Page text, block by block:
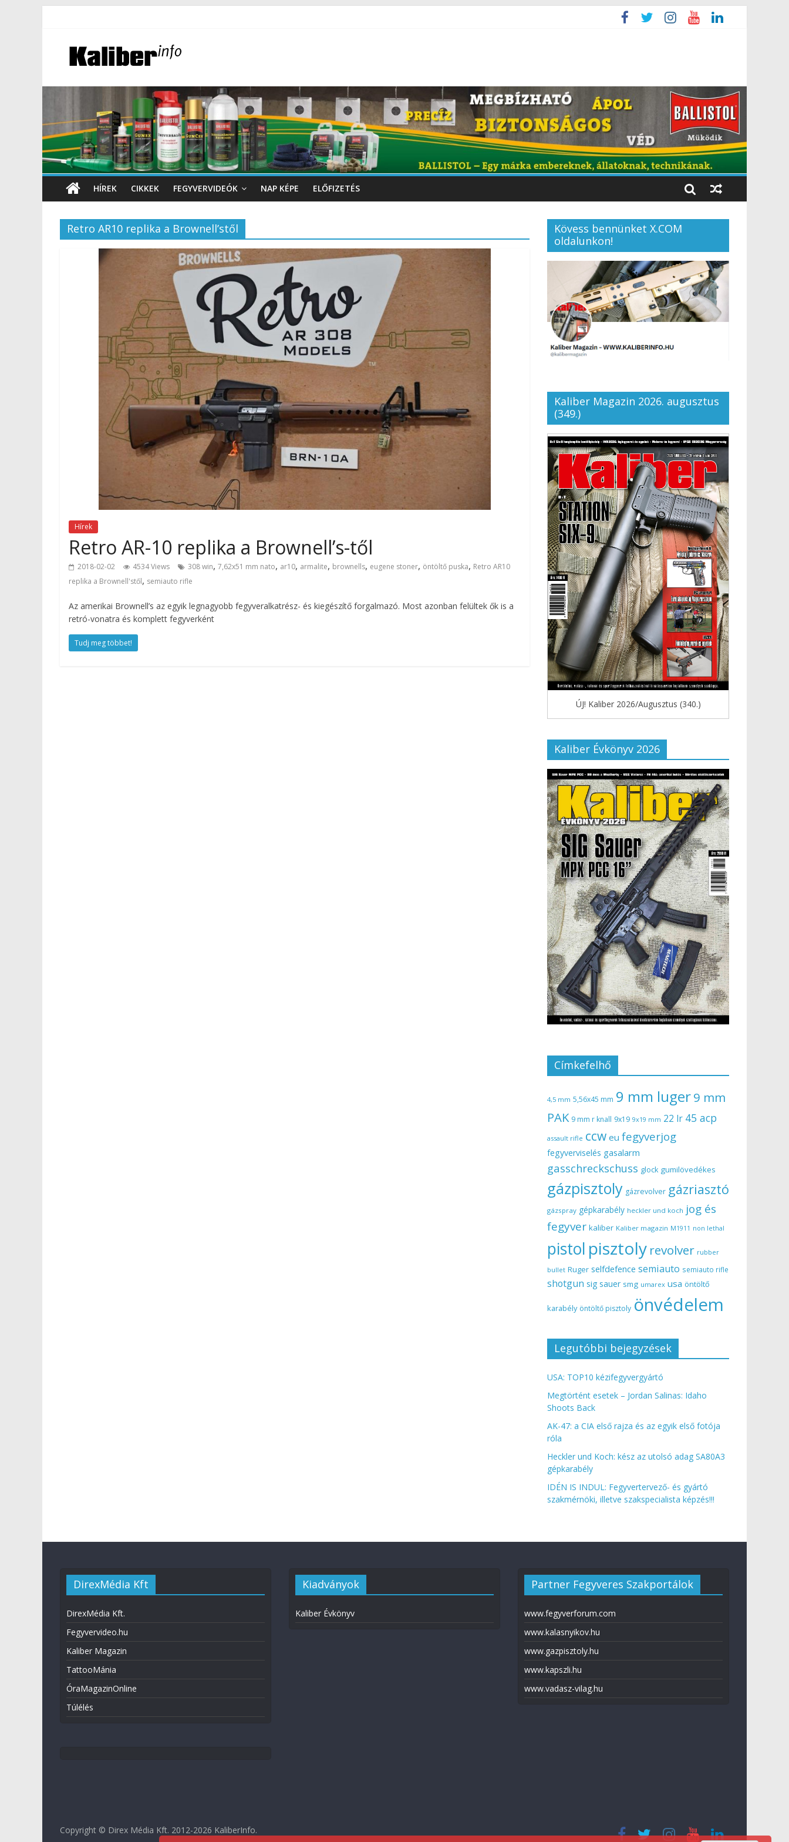
HÍREK CIKKEK FEGYVERVIDEÓK NAP KÉPE ELŐFIZETÉS
Retro AR10 replika a Brownell’stől
Hírek
Retro AR-10 replika a Brownell’s-től
2018-02-02 4534 Views 308 win, 7,62x51 mm nato, ar10, armalite, brownells, eugene stoner, öntöltő puska, Retro AR10
replika a Brownell'stől, semiauto rifle
Az amerikai Brownell’s az egyik legnagyobb fegyveralkatrész- és kiegészítő forgalmazó. Most azonban felültek ők is a
retró-vonatra és komplett fegyverként
Tudj meg többet!
Kövess bennünket X.COM
oldalunkon!
Kaliber Magazin 2026. augusztus
(349.)
ÚJ! Kaliber 2026/Augusztus (340.)
Kaliber Évkönyv 2026
Címkefelhő
4,5 mm 5,56x45 mm 9 mm luger9 mm
PAK 9 mm r knall 9x19 9x19 mm 22 lr 45 acp
assault rifle ccw eu fegyverjog
fegyverviselés gasalarm
gasschreckschuss glock gumilövedékes
gázpisztoly gázrevolver gázriasztó
gázspray gépkarabély heckler und koch jog és
fegyver kaliber Kaliber magazin M1911 non lethal
pistol pisztoly revolver rubber
bullet Ruger selfdefence semiauto semiauto rifle
shotgun sig sauer smg umarex usa öntöltő
karabély öntöltő pisztoly önvédelem
Legutóbbi bejegyzések
USA: TOP10 kézifegyvergyártó
Megtörtént esetek – Jordan Salinas: Idaho
Shoots Back
AK-47: a CIA első rajza és az egyik első fotója
róla
Heckler und Koch: kész az utolsó adag SA80A3
gépkarabély
IDÉN IS INDUL: Fegyvertervező- és gyártó
szakmérnöki, illetve szakspecialista képzés!!!
DirexMédia Kft
DirexMédia Kft.
Fegyvervideo.hu
Kaliber Magazin
TattooMánia
ÓraMagazinOnline
Túlélés
Kiadványok
Kaliber Évkönyv
Partner Fegyveres Szakportálok
www.fegyverforum.com
www.kalasnyikov.hu
www.gazpisztoly.hu
www.kapszli.hu
www.vadasz-vilag.hu
Copyright © Direx Média Kft. 2012-2026 KaliberInfo.